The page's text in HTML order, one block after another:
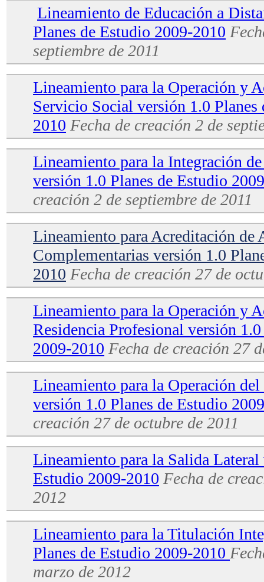
Lineamiento de Educación a
Planes de Estudio 2009-2010
septiembre de 2011
Lineamiento para la Operación y
Servicio Social versión 1.0 Planes
2010 Fecha de creación 2 de
Lineamiento para la Integración
versión 1.0 Planes de Estudio
creación 2 de septiembre de 2011
Lineamiento para Acreditación de
Complementarias versión 1.0
2010 Fecha de creación 27 de
Lineamiento para la Operación y
Residencia Profesional versión
2009-2010 Fecha de creación 27
Lineamiento para la Operación
versión 1.0 Planes de Estudio
creación 27 de octubre de 2011
Lineamiento para la Salida Lateral
Estudio 2009-2010 Fecha de
2012
Lineamiento para la Titulación
Planes de Estudio 2009-2010
marzo de 2012